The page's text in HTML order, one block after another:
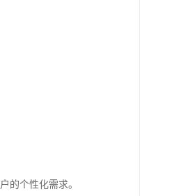
的个性化需求。